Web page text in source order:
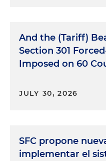
And the (Tariff)
Section 301
Imposed on 60
JULY 30, 2026
SFC propone
implementar el